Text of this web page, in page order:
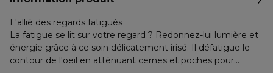
L'allié des regards fatigués
La fatigue se lit sur votre regard ? Redonnez-lui lumière et
énergie grâce à ce soin délicatement irisé. Il défatigue le
contour de l'oeil en atténuant cernes et poches pour